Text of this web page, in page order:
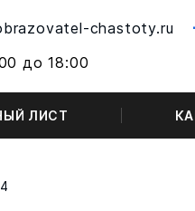
chastoty.ru
до 18:00
ЛИСТ